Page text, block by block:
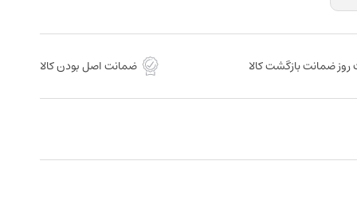
ضمانت بازگشت کالا ضمانت اصل بودن کالا